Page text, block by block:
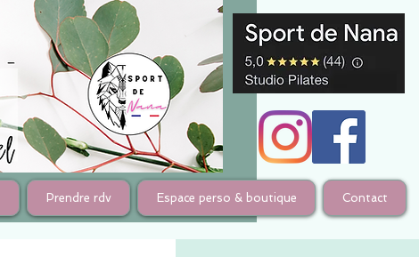
Prendre rdv Espace perso & boutique Contact